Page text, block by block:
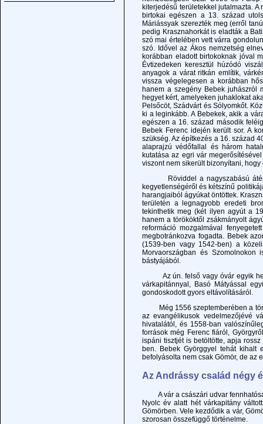
kiterjedésű területekkel jutalmazta.
birtokai egészen a 13. század
Máriássyak szerezték meg (erről
pedig Krasznahorkát is eladták a
szó mai értelében vett várra
szó. Idővel az Ákos nemzetség
korábban eladott birtokoknak jóval
Évtizedeken keresztül húzódó
anyagok a várat ritkán említik,
vissza végelegesen a korábban
hanem a szegény Bebek juhászról
hegyet kért, amelyeken juhaklokat
Pelsőcöt, Szádvárt és Sólyomkőt.
ki a leginkább. A Bebekek, akik a
egészen a 16. század második
Bebek Ferenc idején került sor. A
szükség. Az építkezés a 16. század
alaprajzú védőfallal és három
kutatása az egri vár
viszont nem sikerült bizonyítani,
Röviddel a nagyszabású
kegyetlenségéről és kétszínű
harangjaiból ágyúkat öntöttek.
területén a legnagyobb eredeti
tekinthetik meg (két ilyen agyút a
hanem a törököktől zsákmányolt
reformáció mozgalmával
megbotránkozva fogadta. Bebek
(1539-ben vagy 1542-ben) a
Morvaországban és
bástyájából.
Az ún. felső vagy óvár egyik
várkapitánnyal, Basó Mátyással
gondoskodott gyors eltávolításáról.
Még 1556 szeptemberében a
az evangélikusok vedelmezőjévé
hivatalától, és 1558-ban
források még Ferenc fiáról,
ispáni tisztjét is betöltötte, apja
ben. Bebek Györggyel tehát kihalt
befolyásolta nem csak Gömör, de az
Az Andrássy család négy
A vár a császári udvar
Nyolc év alatt hét várkapitány
Gömörben. Vele kezdődik a vár,
szorosan összefüggő történelme.